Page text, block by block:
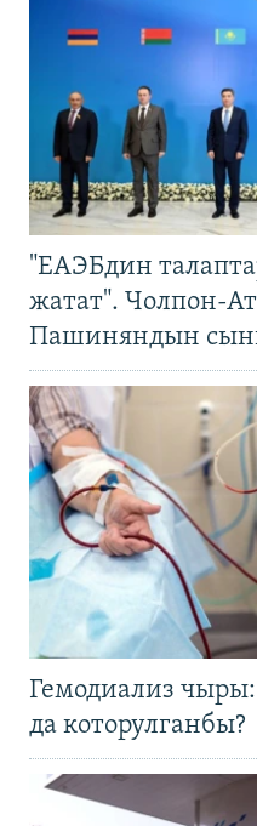
"ЕАЭБдин
жатат". Чолпон-
Пашиняндын
Гемодиализ
да которулганбы?